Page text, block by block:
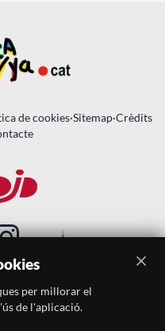
de cookies·Sitemap·Crèdits
BUTLLETÍ
per millorar el
de l'aplicació.